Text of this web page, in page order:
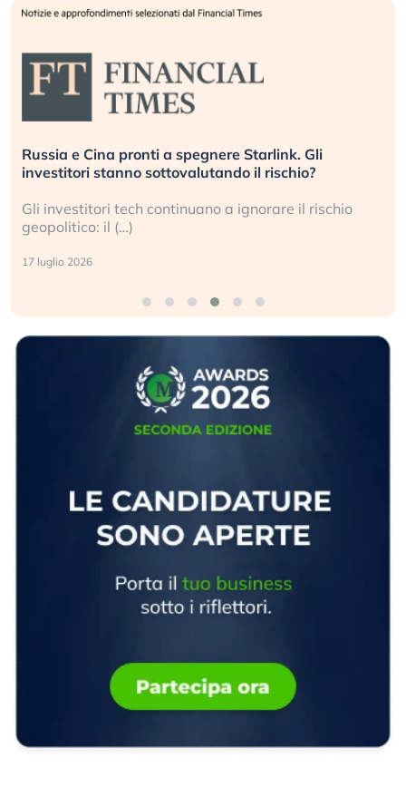
Russia e Cina pronti a spegnere Starlink. Gli
investitori stanno sottovalutando il rischio?
Gli investitori tech continuano a ignorare il rischio
geopolitico: il (…)
17 luglio 2026